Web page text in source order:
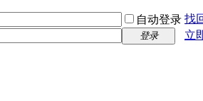
自动登录 找
登录
立